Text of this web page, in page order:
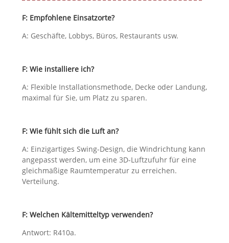
F: Empfohlene Einsatzorte?
A: Geschäfte, Lobbys, Büros, Restaurants usw.
F: Wie installiere ich?
A: Flexible Installationsmethode, Decke oder Landung,
maximal für Sie, um Platz zu sparen.
F: Wie fühlt sich die Luft an?
A: Einzigartiges Swing-Design, die Windrichtung kann
angepasst werden, um eine 3D-Luftzufuhr für eine
gleichmäßige Raumtemperatur zu erreichen.
Verteilung.
F: Welchen Kältemitteltyp verwenden?
Antwort: R410a.